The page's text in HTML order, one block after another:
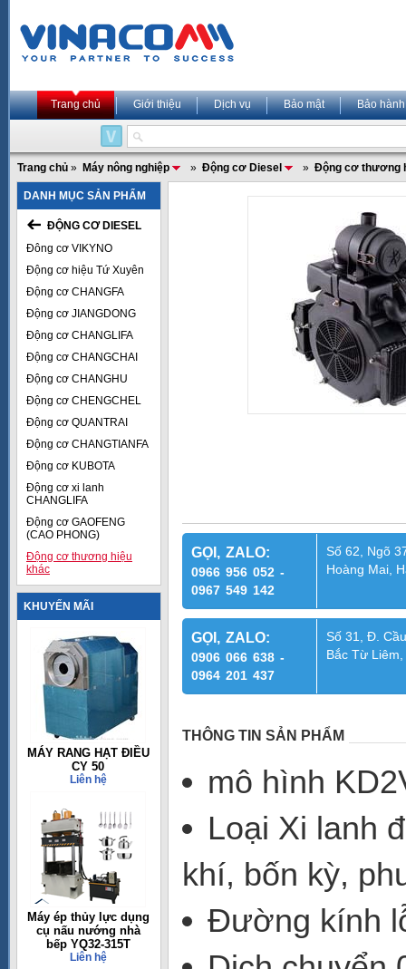
Trang chủ Giới thiệu Dịch vụ Bảo mật Bảo hành
Trang chủ » Máy nông nghiệp » Động cơ Diesel » Động cơ thương
DANH MỤC SẢN PHẨM
ĐỘNG CƠ DIESEL
Đông cơ VIKYNO
Động cơ hiệu Tứ Xuyên
Động cơ CHANGFA
Động cơ JIANGDONG
Động cơ CHANGLIFA
Động cơ CHANGCHAI
Động cơ CHANGHU
Động cơ CHENGCHEL
Động cơ QUANTRAI
Động cơ CHANGTIANFA
Động cơ KUBOTA
Động cơ xi lanh
CHANGLIFA
Động cơ GAOFENG
(CAO PHONG)
Động cơ thương hiệu
khác
KHUYẾN MÃI
MÁY RANG HẠT ĐIỀU
CY 50
Liên hệ
Máy ép thủy lực dụng
cụ nấu nướng nhà
bếp YQ32-315T
Liên hệ
GỌI, ZALO:
0966 956 052 -
0967 549 142
Số 62, Ngõ
Hoàng Mai,
GỌI, ZALO:
0906 066 638 -
0964 201 437
Số 31, Đ.
Bắc Từ
THÔNG TIN SẢN PHẨM
mô hình
Loại Xi lanh
khí, bốn kỳ,
Đường kính